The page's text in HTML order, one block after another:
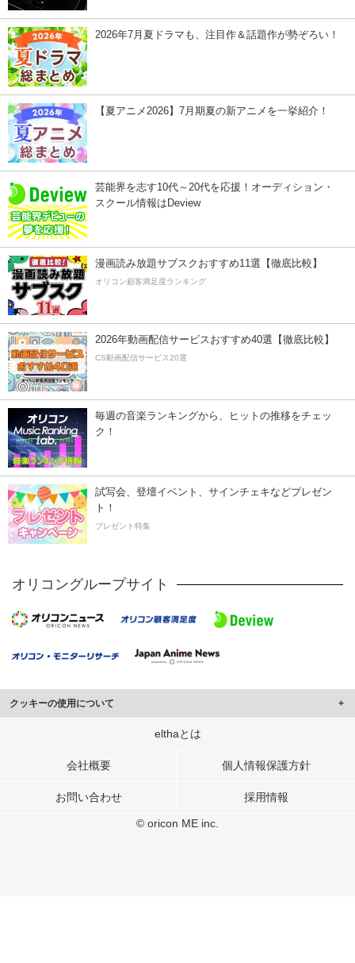
2026年7月夏ドラマも、注目作＆話題作が勢ぞろい！
【夏アニメ2026】7月期夏の新アニメを一挙紹介！
芸能界を志す10代～20代を応援！オーディション・
スクール情報はDeview
漫画読み放題サブスクおすすめ11選【徹底比較】
オリコン顧客満足度ランキング
2026年動画配信サービスおすすめ40選【徹底比較】
CS動画配信サービス20選
毎週の音楽ランキングから、ヒットの推移をチェッ
ク！
試写会、登壇イベント、サインチェキなどプレゼン
ト！
プレゼント特集
オリコングループサイト
クッキーの使用について
このサイトでは Cookie を使用して、ユーザーに合わせたコンテンツや広告の
行っています。
メディアや広告配信、データ解析の各パートナーに提供しています。
elthaとは
会社概要 個人情報保護方針
お問い合わせ 採用情報
© oricon ME inc.